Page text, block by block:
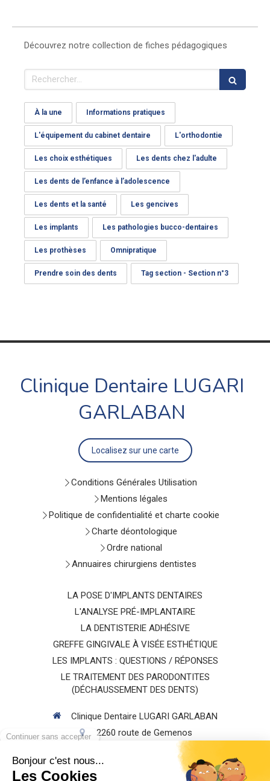
Découvrez notre collection de fiches pédagogiques
Rechercher
À la une Informations pratiques
L'équipement du cabinet dentaire L'orthodontie
Les choix esthétiques Les dents chez l'adulte
Les dents de l’enfance à l’adolescence
Les dents et la santé Les gencives
Les implants Les pathologies bucco-dentaires
Les prothèses Omnipratique
Prendre soin des dents Tag section - Section n°3
Clinique Dentaire LUGARI
GARLABAN
Localisez sur une carte
Conditions Générales Utilisation
Mentions légales
Politique de confidentialité et charte cookie
Charte déontologique
Ordre national
Annuaires chirurgiens dentistes
LA POSE D'IMPLANTS DENTAIRES
L'ANALYSE PRÉ-IMPLANTAIRE
LA DENTISTERIE ADHÉSIVE
GREFFE GINGIVALE À VISÉE ESTHÉTIQUE
LES IMPLANTS : QUESTIONS / RÉPONSES
LE TRAITEMENT DES PARODONTITES
(DÉCHAUSSEMENT DES DENTS)
Clinique Dentaire LUGARI GARLABAN
2260 route de Gemenos
AUBAGNE
Afficher le téléphone